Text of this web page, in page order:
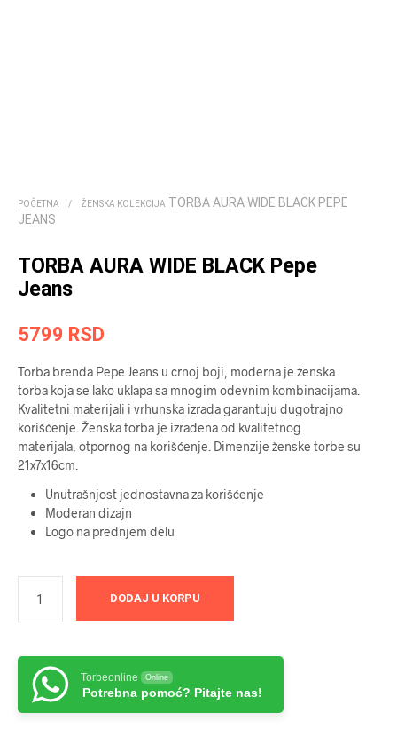
POČETNA / ŽENSKA KOLEKCIJA TORBA AURA WIDE BLACK PEPE
JEANS
TORBA AURA WIDE BLACK Pepe
Jeans
5799 RSD
Torba brenda Pepe Jeans u crnoj boji, moderna je ženska
torba koja se lako uklapa sa mnogim odevnim kombinacijama.
Kvalitetni materijali i vrhunska izrada garantuju dugotrajno
korišćenje. Ženska torba je izrađena od kvalitetnog
materijala, otpornog na korišćenje. Dimenzije ženske torbe su
21x7x16cm.
Unutrašnjost jednostavna za korišćenje
Moderan dizajn
Logo na prednjem delu
DODAJ U KORPU
Torbeonline Online
Potrebna pomoć? Pitajte nas!